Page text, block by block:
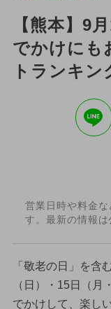
【熊本】9
でかけにも
トランキン
営業日時や料金
す。最新の情報は
「敬老の日」を含
（日）・15日（月
でかけして、楽し